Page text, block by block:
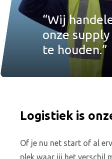
“Wij
onze
te houden.”
Logistiek is
Of je nu net start of al
plek waar jij het verschil